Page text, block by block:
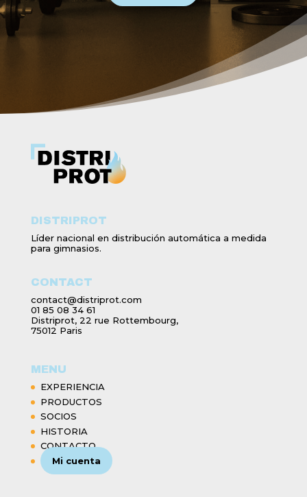
DISTRIPROT
Líder nacional en distribución automática a medida
para gimnasios.
CONTACT
contact@distriprot.com
01 85 08 34 61
Distriprot, 22 rue Rottembourg,
75012 Paris
MENU
EXPERIENCIA
PRODUCTOS
SOCIOS
HISTORIA
CONTACTO
Mi cuenta